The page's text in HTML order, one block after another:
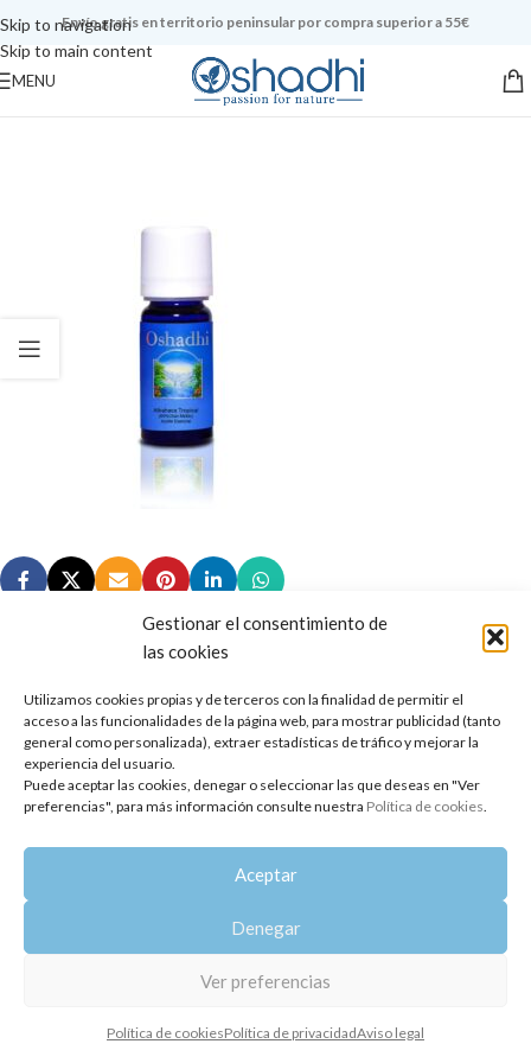
Gestionar el consentimiento de
las cookies
Utilizamos cookies propias y de terceros con la finalidad de permitir el
acceso a las funcionalidades de la página web, para mostrar publicidad (tanto
general como personalizada), extraer estadísticas de tráfico y mejorar la
experiencia del usuario.
Puede aceptar las cookies, denegar o seleccionar las que deseas en "Ver
preferencias", para más información consulte nuestra Política de cookies.
Aceptar
Denegar
Ver preferencias
Política de cookiesPolítica de privacidadAviso legal
Skip to navigation
Skip to main content
Envío gratis en territorio peninsular por compra superior a 55€
MENU
Copyright 2014-2025 Oshadhi España
Todos los derechos reservados.
Política de privacidad | Aviso legal | Política de cookies